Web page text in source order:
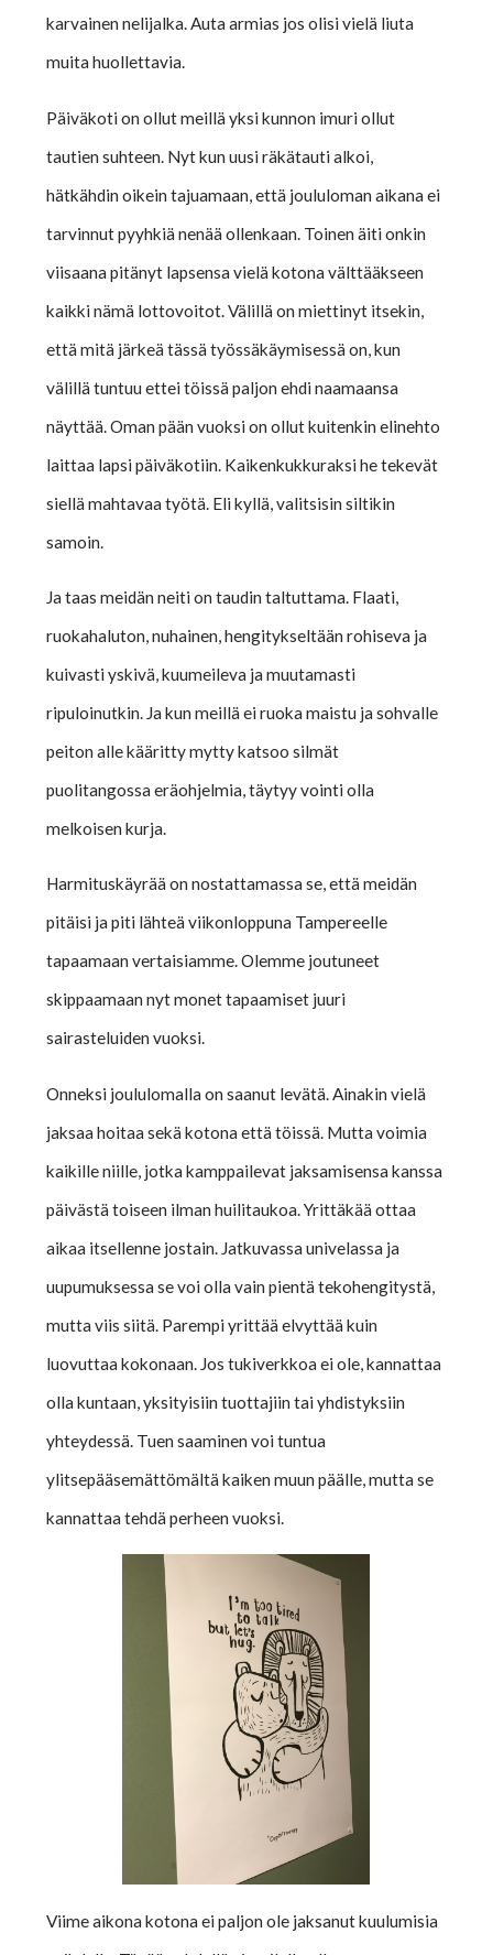
karvainen nelijalka. Auta armias jos olisi vielä liuta
muita huollettavia.
Päiväkoti on ollut meillä yksi kunnon imuri ollut
tautien suhteen. Nyt kun uusi räkätauti alkoi,
hätkähdin oikein tajuamaan, että joululoman aikana ei
tarvinnut pyyhkiä nenää ollenkaan. Toinen äiti onkin
viisaana pitänyt lapsensa vielä kotona välttääkseen
kaikki nämä lottovoitot. Välillä on miettinyt itsekin,
että mitä järkeä tässä työssäkäymisessä on, kun
välillä tuntuu ettei töissä paljon ehdi naamaansa
näyttää. Oman pään vuoksi on ollut kuitenkin elinehto
laittaa lapsi päiväkotiin. Kaikenkukkuraksi he tekevät
siellä mahtavaa työtä. Eli kyllä, valitsisin siltikin
samoin.
Ja taas meidän neiti on taudin taltuttama. Flaati,
ruokahaluton, nuhainen, hengitykseltään rohiseva ja
kuivasti yskivä, kuumeileva ja muutamasti
ripuloinutkin. Ja kun meillä ei ruoka maistu ja sohvalle
peiton alle kääritty mytty katsoo silmät
puolitangossa eräohjelmia, täytyy vointi olla
melkoisen kurja.
Harmituskäyrää on nostattamassa se, että meidän
pitäisi ja piti lähteä viikonloppuna Tampereelle
tapaamaan vertaisiamme. Olemme joutuneet
skippaamaan nyt monet tapaamiset juuri
sairasteluiden vuoksi.
Onneksi joululomalla on saanut levätä. Ainakin vielä
jaksaa hoitaa sekä kotona että töissä. Mutta voimia
kaikille niille, jotka kamppailevat jaksamisensa kanssa
päivästä toiseen ilman huilitaukoa. Yrittäkää ottaa
aikaa itsellenne jostain. Jatkuvassa univelassa ja
uupumuksessa se voi olla vain pientä tekohengitystä,
mutta viis siitä. Parempi yrittää elvyttää kuin
luovuttaa kokonaan. Jos tukiverkkoa ei ole, kannattaa
olla kuntaan, yksityisiin tuottajiin tai yhdistyksiin
yhteydessä. Tuen saaminen voi tuntua
ylitsepääsemättömältä kaiken muun päälle, mutta se
kannattaa tehdä perheen vuoksi.
Viime aikona kotona ei paljon ole jaksanut kuulumisia